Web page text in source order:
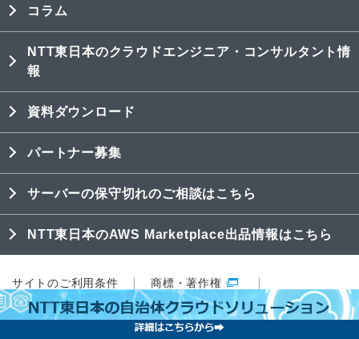
コラム
NTT東日本のクラウドエンジニア・コンサルタント情
報
資料ダウンロード
パートナー募集
サーバーの保守切れのご相談はこちら
NTT東日本のAWS Marketplace出品情報はこちら
サイトのご利用条件
商標・著作権
プライバシーポリシー
特定商取引法表記